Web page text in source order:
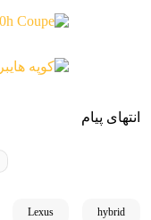
انتهای پیام
hybrid
Lexus